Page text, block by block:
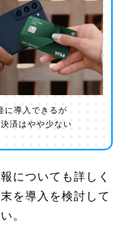
に導入できるが
済はやや少ない
についても詳しく
を導入を検討して
。